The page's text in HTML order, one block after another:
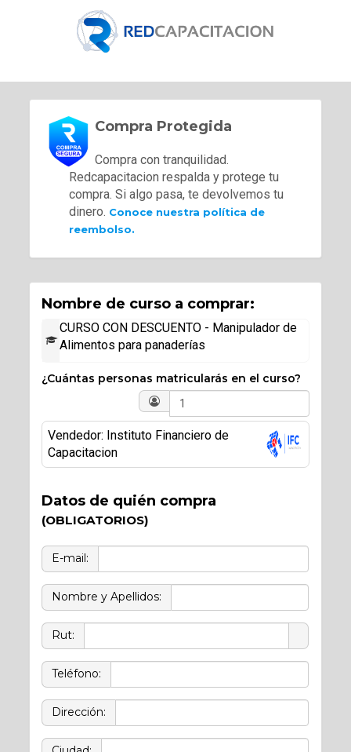
Compra Protegida
Compra con tranquilidad.
Redcapacitacion respalda y protege tu
compra. Si algo pasa, te devolvemos tu
dinero. Conoce nuestra política de
reembolso.
Nombre de curso a comprar:
CURSO CON DESCUENTO - Manipulador de
Alimentos para panaderías
¿Cuántas personas matricularás en el curso?
Vendedor: Instituto Financiero de
Capacitacion
Datos de quién compra
(OBLIGATORIOS)
E-mail:
Nombre y Apellidos:
Rut:
Teléfono:
Dirección: